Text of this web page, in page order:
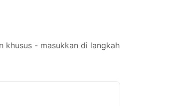
khusus - masukkan di langkah